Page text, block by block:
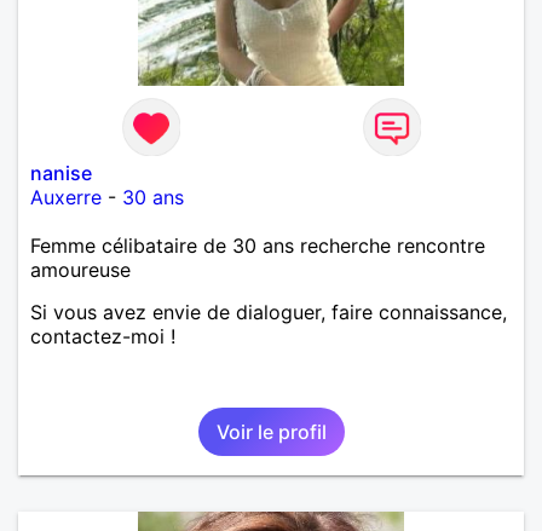
nanise
Auxerre - 30 ans
Femme célibataire de 30 ans recherche rencontre
amoureuse
Si vous avez envie de dialoguer, faire connaissance,
contactez-moi !
Voir le profil